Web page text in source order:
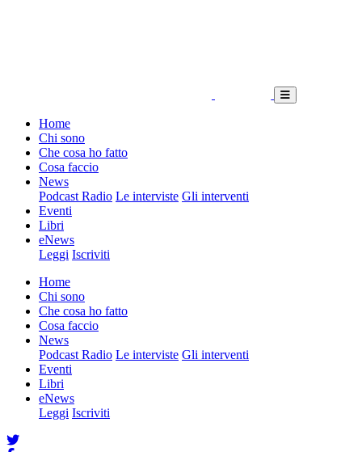
Home
Chi sono
Che cosa ho fatto
Cosa faccio
News
Podcast Radio Le interviste Gli interventi
Eventi
Libri
eNews
Leggi Iscriviti
Home
Chi sono
Che cosa ho fatto
Cosa faccio
News
Podcast Radio Le interviste Gli interventi
Eventi
Libri
eNews
Leggi Iscriviti